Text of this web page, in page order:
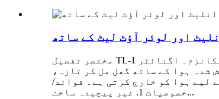
مختصر تفصیل TL-1 دہن کا سامان 5 عناصر پر مشتمل ہے: قدرتی گیس اگنائٹر + بند کنٹینر + حفاظتی کیس + وینٹی لیٹر + مینجمنٹ میکانزم۔ اگنائٹر
شدہ ہوا کے ساتھ گھل مل کر تازہ،
لیے ہوا کو خارج کرتی ہے۔ فوائد/
خصوصیات 1. غیر پیچیدہ ساخت...